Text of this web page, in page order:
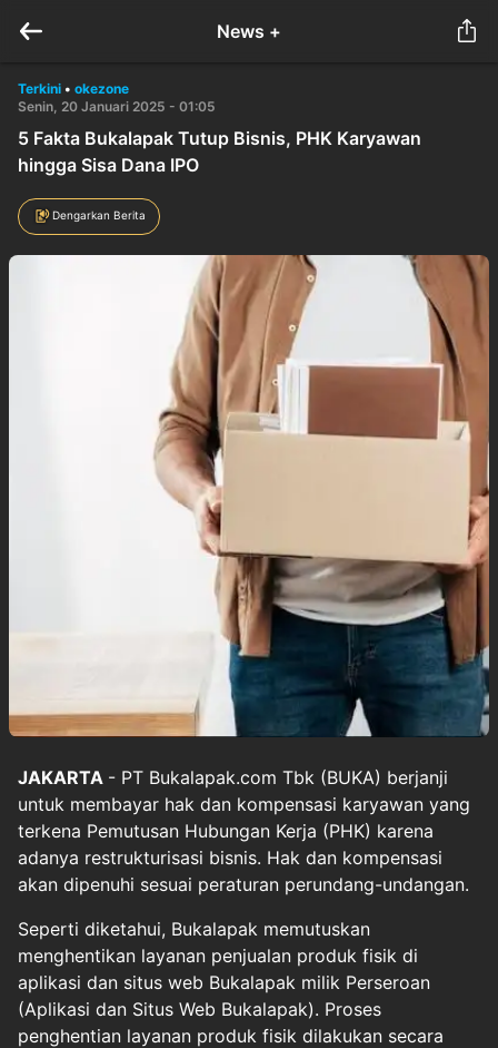
News +
Terkini • okezone
Senin, 20 Januari 2025 - 01:05
5 Fakta Bukalapak Tutup Bisnis, PHK Karyawan
hingga Sisa Dana IPO
Dengarkan Berita
JAKARTA - PT Bukalapak.com Tbk (BUKA) berjanji
untuk membayar hak dan kompensasi karyawan yang
terkena Pemutusan Hubungan Kerja (PHK) karena
adanya restrukturisasi bisnis. Hak dan kompensasi
akan dipenuhi sesuai peraturan perundang-undangan.
Seperti diketahui, Bukalapak memutuskan
menghentikan layanan penjualan produk fisik di
aplikasi dan situs web Bukalapak milik Perseroan
(Aplikasi dan Situs Web Bukalapak). Proses
penghentian layanan produk fisik dilakukan secara